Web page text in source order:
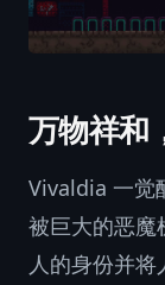
万物祥和
Vivaldia 一觉
被巨大的恶魔
人的身份并